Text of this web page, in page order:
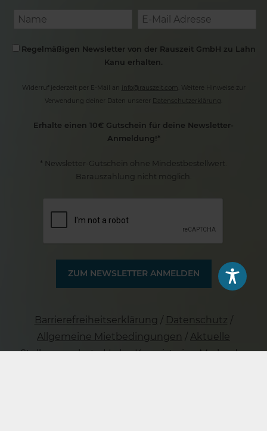
Regelmäßigen Newsletter von der Rauszeit GmbH zu Lahn
Kanu erhalten.
Widerruf jederzeit per E-Mail an info@rauszeit.com
. Weitere Hinweise zur
Verwendung deiner Daten unserer Datenschutzerklärung
Erhalte einen 10€ Gutschein für deine Newsletter-
Anmeldung!*
* Newsletter-Gutschein ohne Mindestbestellwert.
Barauszahlung nicht möglich.
Barrierefreiheitserklärung / Datenschutz /
Allgemeine Mietbedingungen / Aktuelle
Stellenangebote| Lahn Kanu ist eine Marke der